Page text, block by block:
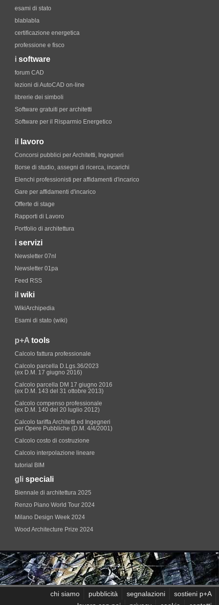
esami di stato
blablabla
certificazione energetica
professione e fisco
i software
forum CAD
lezioni di AutoCAD on-line
librerie dei simboli
Software gratuiti per architetti
Software per il Risparmio Energetico
il lavoro
Concorsi pubblici per Architetti, Ingegneri
Borse di studio, assegni di ricerca, incarichi
Elenchi professionisti per affidamenti d'incarico
Gare per affidamenti d'incarico
Offerte di stage
Rapporti di Lavoro
Portfolio di architettura
i servizi
Newsletter 07nl
Newsletter 01pa
Feed RSS
il wiki
WikiArchipedia
Esami di stato (wiki)
p+A tools
Calcolo fattura professionale
Calcolo parcella D.Lgs.36/2023
(ex D.M. 17 giugno 2016)
Calcolo parcella DM 17 giugno 2016
(ex D.M. 143 del 31 ottobre 2013)
Calcolo compenso professionale
(ex D.M. 140 del 20 luglio 2012)
Calcolo tariffa Architetti ed Ingegneri
per Opere Pubbliche (D.M. 4/4/2001)
Calcolo costo di costruzione
Calcolo interpolazione lineare
tutorial BIM
gli speciali
Biennale di architettura 2025
Renzo Piano World Tour 2024
Milano Design Week 2024
Wood Architecture Prize 2024
chi siamo pubblicità segnalazioni
sostieni p+A